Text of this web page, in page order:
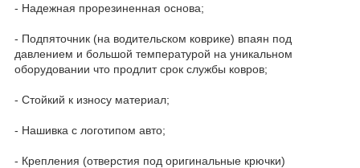
- Надежная прорезиненная основа;
- Подпяточник (на водительском коврике) впаян под
давлением и большой температурой на уникальном
оборудовании что продлит срок службы ковров;
- Стойкий к износу материал;
- Нашивка с логотипом авто;
- Крепления (отверстия под оригинальные крючки)